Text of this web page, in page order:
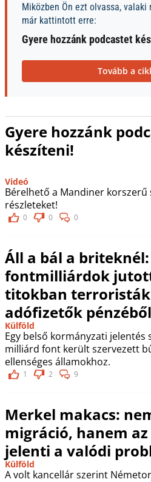
Miközben Ön ezt olvassa, valaki
már kattintott erre:
Gyere hozzánk podcastet
Tovább a
Gyere hozzánk
készíteni!
Videó
Bérelhető a Mandiner
részleteket!
0 0 0
Áll a bál a briteknél:
fontmilliárdok
titokban
adófizetők pénzéből
Külföld
Egy belső kormányzati
milliárd font került szervezett
ellenséges államokhoz.
1 2 9
Merkel makacs:
migráció, hanem az
jelenti a valódi
Külföld
A volt kancellár szerint